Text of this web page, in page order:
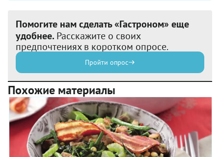
Помогите нам сделать «Гастроном» еще
удобнее. Расскажите о своих
предпочтениях в коротком опросе.
Пройти опрос
Похожие материалы